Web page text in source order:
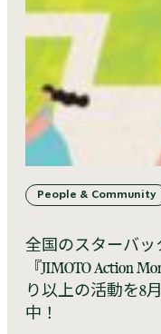
People & Community
全国のスターバッ
『JIMOTO
り以上の活動を8
中！